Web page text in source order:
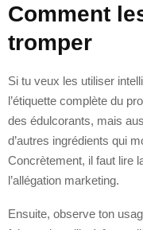
Comment
tromper
Si tu veux les utiliser
l’étiquette complète du
des édulcorants, mais
d’autres ingrédients qui
Concrètement, il faut lire
l’allégation marketing.
Ensuite, observe ton